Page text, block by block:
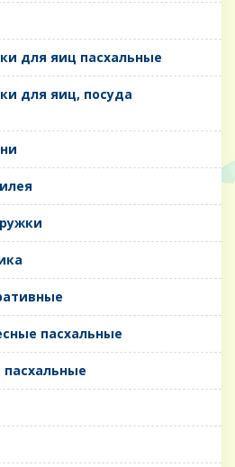
для яиц пасхальные
для яиц, посуда
пасхальные